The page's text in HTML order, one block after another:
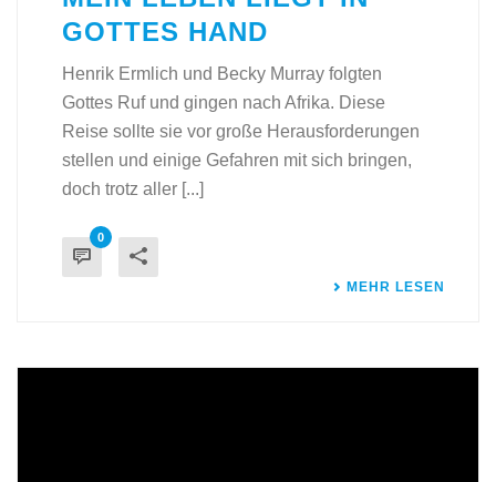
GOTTES HAND
Henrik Ermlich und Becky Murray folgten
Gottes Ruf und gingen nach Afrika. Diese
Reise sollte sie vor große Herausforderungen
stellen und einige Gefahren mit sich bringen,
doch trotz aller [...]
0
MEHR LESEN